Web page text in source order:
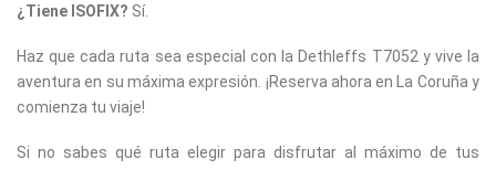
¿Tiene ISOFIX? Sí.
Haz que cada ruta sea especial con la Dethleffs T7052 y vive la
aventura en su máxima expresión. ¡Reserva ahora en La Coruña y
comienza tu viaje!
Si no sabes qué ruta elegir para disfrutar al máximo de tus